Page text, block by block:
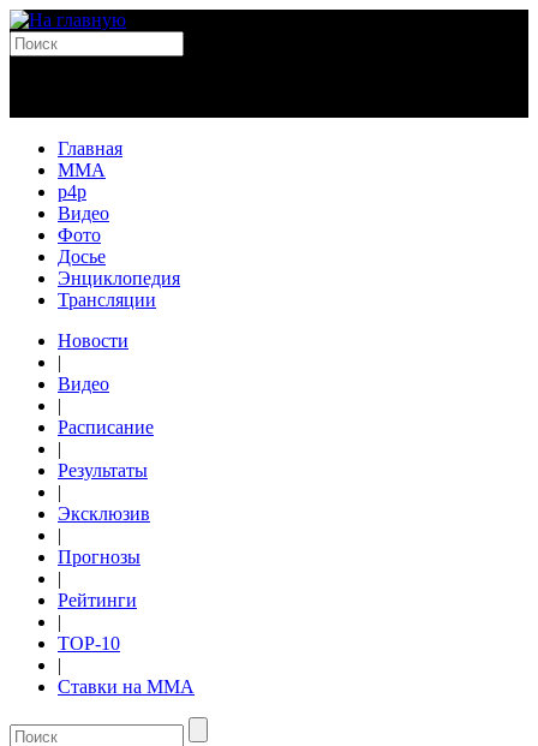
Главная
MMA
p4p
Видео
Фото
Досье
Энциклопедия
Трансляции
Новости
|
Видео
|
Расписание
|
Результаты
|
Эксклюзив
|
Прогнозы
|
Рейтинги
|
TOP-10
|
Ставки на ММА